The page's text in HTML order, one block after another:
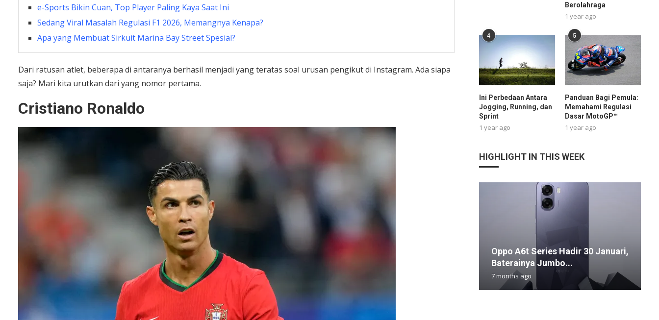
e-Sports Bikin Cuan, Top Player Paling Kaya Saat Ini
Sedang Viral Masalah Regulasi F1 2026, Memangnya Kenapa?
Apa yang Membuat Sirkuit Marina Bay Street Spesial?
Dari ratusan atlet, beberapa di antaranya berhasil menjadi yang teratas soal urusan pengikut di Instagram. Ada siapa
saja? Mari kita urutkan dari yang nomor pertama.
Cristiano Ronaldo
Berolahraga
1 year ago
4
Ini Perbedaan Antara
Jogging, Running, dan
Sprint
1 year ago
5
Panduan Bagi Pemula:
Memahami Regulasi
Dasar MotoGP™
1 year ago
HIGHLIGHT IN THIS WEEK
Oppo A6t Series Hadir 30 Januari,
Baterainya Jumbo...
7 months ago